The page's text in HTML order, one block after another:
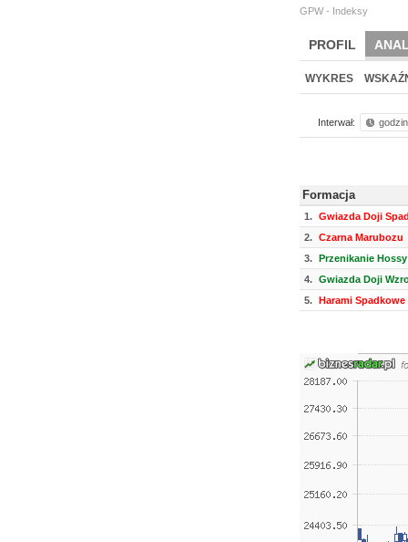
GPW - Indeksy
PROFIL
WYKRES
Interwał:
Formacja
1. Gwiazda Doji
2. Czarna Marubozu
3. Przenikanie Hossy
4. Gwiazda Doji
5. Harami Spadkowe